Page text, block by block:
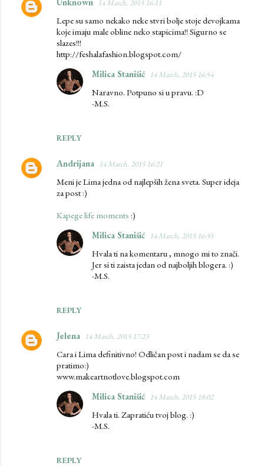
14 March, 2015 16:11
Lepe su samo nekako neke stvri bolje stoje devojkama
koje imaju male obline neko stapicima!! Sigurno se
slazes!!!
http://feshalafashion.blogspot.com/
REPLY
Milica Stanišić 14 March, 2015 16:54
Naravno. Potpuno si u pravu. :D
-M.S.
Andrijana 14 March, 2015 16:21
Meni je Lima jedna od najlepših žena sveta. Super ideja
za post :)
Kapege life moments :)
REPLY
Milica Stanišić 14 March, 2015 16:55
Hvala ti na komentaru , mnogo mi to znači.
Jer si ti zaista jedan od najboljih blogera. :)
-M.S.
Jelena 14 March, 2015 17:23
Cara i Lima definitivno! Odličan post i nadam se da se
pratimo:)
www.makeartnotlove.blogspot.com
REPLY
Milica Stanišić 14 March, 2015 18:02
Hvala ti. Zapratiću tvoj blog. :)
-M.S.